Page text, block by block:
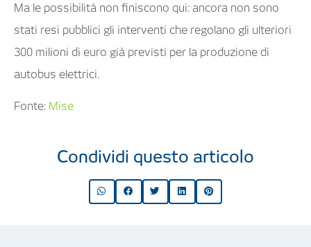
Ma le possibilità non finiscono qui: ancora non sono
stati resi pubblici gli interventi che regolano gli ulteriori
300 milioni di euro già previsti per la produzione di
autobus elettrici.
Fonte: Mise
Condividi questo articolo